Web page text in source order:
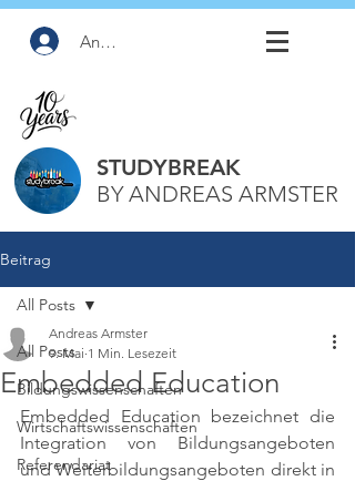
Anmelden
STUDYBREAK
BY ANDREAS ARMSTER
Beitrag
All Posts
Bildungswissenschaften
Wirtschaftswissenschaften
Referendariat
All Posts
Embedded Education
Andreas Armster
9. Mai 1 Min. Lesezeit
Embedded Education bezeichnet die
Integration von Bildungsangeboten
und Weiterbildungsangeboten direkt in